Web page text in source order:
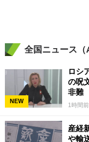
全国ニュース（
NEW
ロシ
の呪
非難
1時間前
産経
や輸